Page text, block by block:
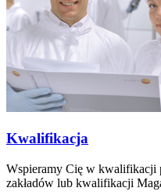
Kwalifikacja
Wspieramy Cię w kwalifikacji
zakładów lub kwalifikacji